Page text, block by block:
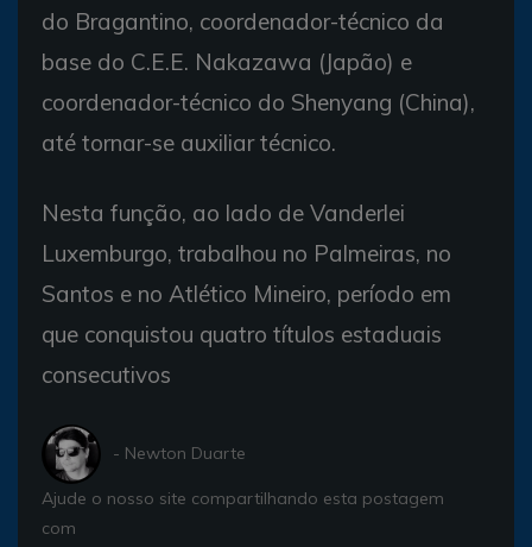
do Bragantino, coordenador-técnico da
base do C.E.E. Nakazawa (Japão) e
coordenador-técnico do Shenyang (China),
até tornar-se auxiliar técnico.
Nesta função, ao lado de Vanderlei
Luxemburgo, trabalhou no Palmeiras, no
Santos e no Atlético Mineiro, período em
que conquistou quatro títulos estaduais
consecutivos
- Newton Duarte
Ajude o nosso site compartilhando esta postagem
com